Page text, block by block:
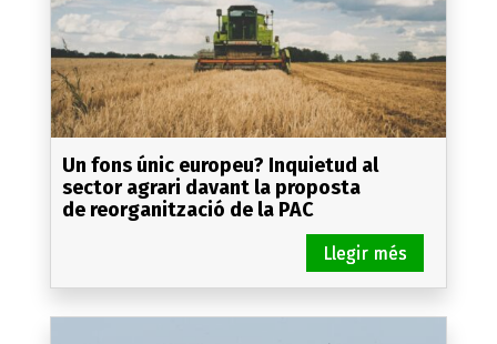
Un fons únic europeu? Inquietud al
sector agrari davant la proposta
de reorganització de la PAC